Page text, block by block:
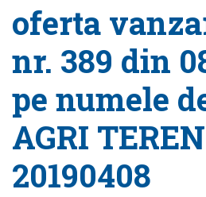
oferta
nr. 389 din
pe numele
AGRI
20190408